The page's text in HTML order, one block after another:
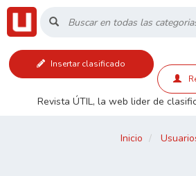
Insertar clasificado
Revista ÚTIL, la web lider de
Inicio
Inicio